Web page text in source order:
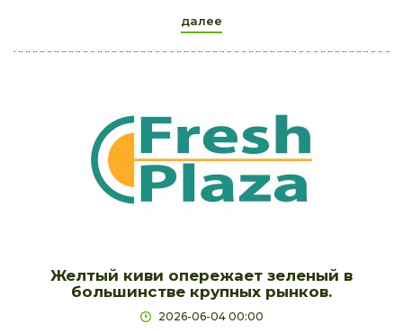
далее
Желтый киви опережает зеленый в
большинстве крупных рынков.
2026-06-04 00:00